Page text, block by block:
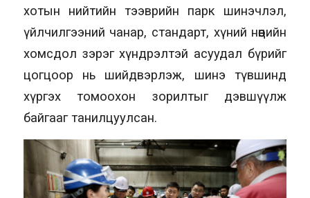
хотын нийтийн тээврийн парк шинэчлэл,
үйлчилгээний чанар, стандарт, хүний нөөцийн
хомсдол зэрэг хүндрэлтэй асуудал бүрийг
цогцоор нь шийдвэрлэж, шинэ түвшинд
хүргэх томоохон зорилтыг дэвшүүлж
байгааг танилцуулсан.